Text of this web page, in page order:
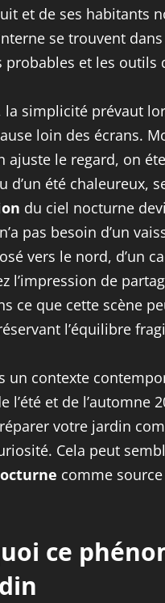
et de ses habitants
se trouvent
probables et les
simplicité prévaut
loin des écrans.
le regard, on
d’un été chaleureux,
du ciel nocturne
pas besoin d’un
vers le nord, d’un
l’impression de
ce que cette scène
l’équilibre
un contexte
et de l’automne
votre jardin
Cela peut
comme
ce